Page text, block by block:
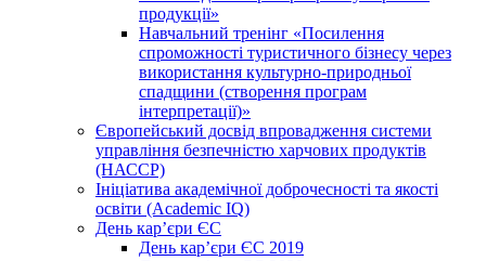
продукції»
Навчальний тренінг «Посилення
спроможності туристичного бізнесу через
використання культурно-природньої
спадщини (створення програм
інтерпретації)»
Європейський досвід впровадження системи
управління безпечністю харчових продуктів
(НАССР)
Ініціатива академічної доброчесності та якості
освіти (Academic IQ)
День кар’єри ЄС
День кар’єри ЄС 2019